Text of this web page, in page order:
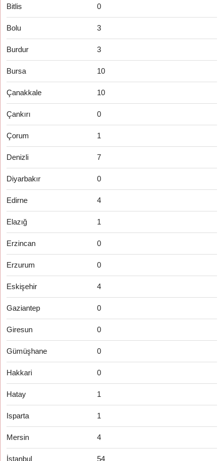
Bitlis 0
Bolu 3
Burdur 3
Bursa 10
Çanakkale 10
Çankırı 0
Çorum 1
Denizli 7
Diyarbakır 0
Edirne 4
Elazığ 1
Erzincan 0
Erzurum 0
Eskişehir 4
Gaziantep 0
Giresun 0
Gümüşhane 0
Hakkari 0
Hatay 1
Isparta 1
Mersin 4
İstanbul 54